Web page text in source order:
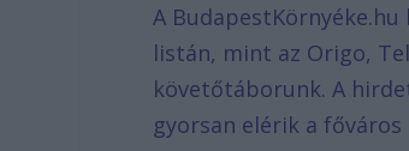
A
listán, mint az Origo,
követőtáborunk. A
gyorsan elérik a